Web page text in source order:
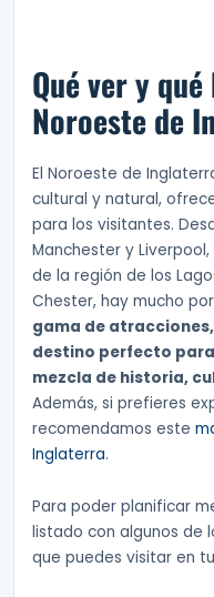
Qué ver y
Noroeste de
El Noroeste de
cultural y natural,
para los visitantes.
Manchester y
de la región de los
Chester, hay mucho
gama de
destino perfecto
mezcla de historia,
Además, si prefieres
recomendamos este
Inglaterra.
Para poder planificar
listado con algunos de
que puedes visitar en